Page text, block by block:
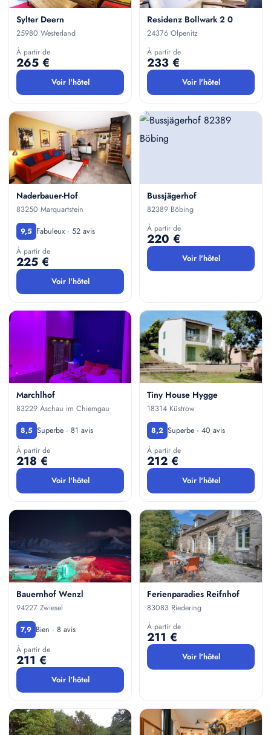
Sylter Deern
25980 Westerland
À partir de
265 €
Voir l'hôtel
Residenz Bollwark 2 0
24376 Olpenitz
À partir de
233 €
Voir l'hôtel
Naderbauer-Hof
83250 Marquartstein
9,5 Fabuleux · 52 avis
À partir de
225 €
Voir l'hôtel
Bussjägerhof
82389 Böbing
À partir de
220 €
Voir l'hôtel
Marchlhof
83229 Aschau im Chiemgau
8,5 Superbe · 81 avis
À partir de
218 €
Voir l'hôtel
Tiny House Hygge
18314 Küstrow
8,2 Superbe · 40 avis
À partir de
212 €
Voir l'hôtel
Bauernhof Wenzl
94227 Zwiesel
7,9 Bien · 8 avis
À partir de
211 €
Voir l'hôtel
Ferienparadies Reifnhof
83083 Riedering
À partir de
211 €
Voir l'hôtel